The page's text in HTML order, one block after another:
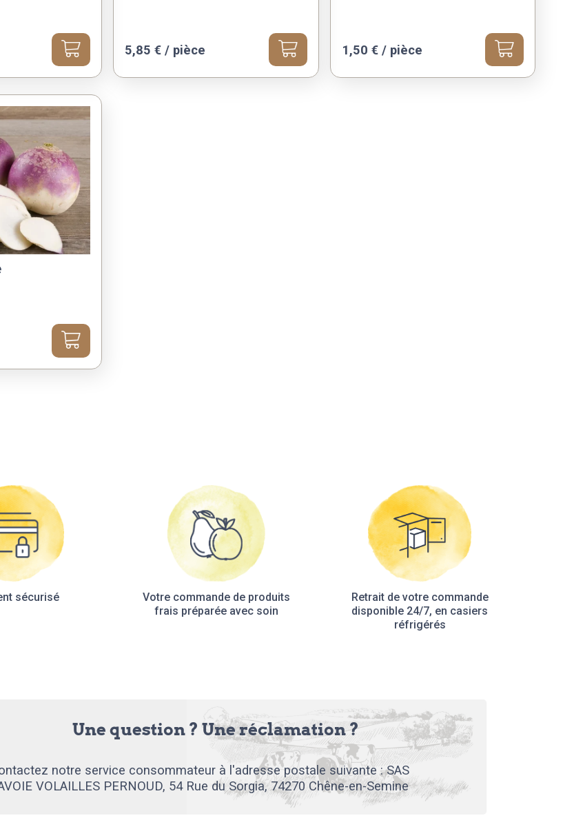
5,85€ / pièce 1,50 €/ pièce
sécurisé
Votre commande de produits
frais préparée avec soin
Retrait de votre commande
disponible 24/7, en casiers
réfrigérés
Une question ? Une réclamation ?
notre service consommateur à l'adresse postale suivante : SAS
VOLAILLES PERNOUD, 54 Rue du Sorgia, 74270 Chêne-en-Semine